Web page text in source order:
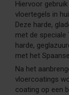
Hiervoor
vloertegels in
Deze harde,
met de speciale
harde,
met het
Na het
vloercoatings
coating op een